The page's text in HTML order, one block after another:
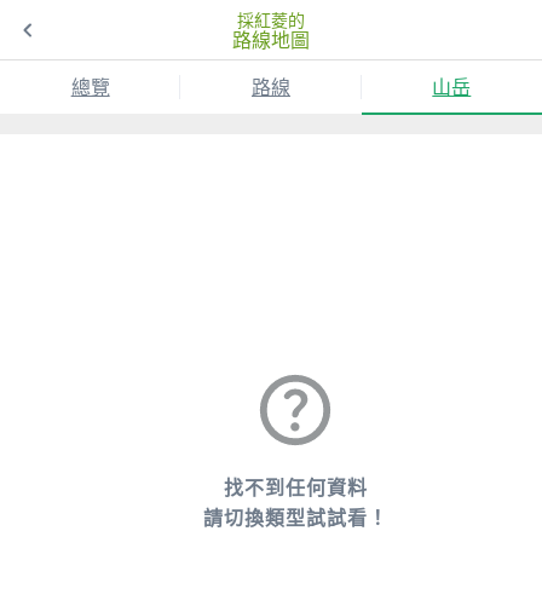
採紅菱的
路線地圖
總覽
路線 山岳
找不到任何資料
請切換類型試試看！